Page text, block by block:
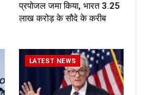
प्रपोजल जमा किया, भारत ₹3.25
लाख करोड़ के सौदे के करीब
LATEST NEWS